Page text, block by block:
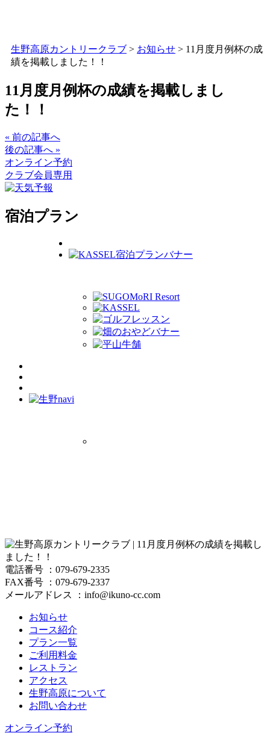
生野高原カントリークラブ > お知らせ > 11月度月例杯の成
績を掲載しました！！
11月度月例杯の成績を掲載しまし
た！！
« 前の記事へ
後の記事へ »
オンライン予約
クラブ会員専用
宿泊プラン
電話番号 ：079-679-2335
FAX番号 ：079-679-2337
メールアドレス ：info@ikuno-cc.com
お知らせ
コース紹介
プラン一覧
ご利用料金
レストラン
アクセス
生野高原について
お問い合わせ
オンライン予約